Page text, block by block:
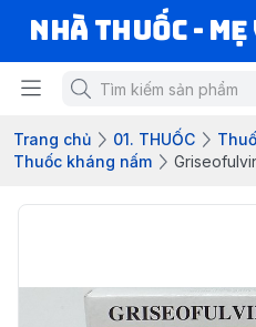
Nhà Thuốc - Mẹ
Trang chủ 01. THUỐC
Thuốc kháng nấm